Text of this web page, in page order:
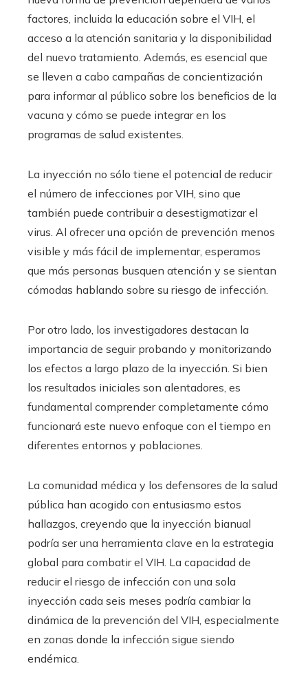
factores, incluida la educación sobre el VIH, el
acceso a la atención sanitaria y la disponibilidad
del nuevo tratamiento. Además, es esencial que
se lleven a cabo campañas de concientización
para informar al público sobre los beneficios de la
vacuna y cómo se puede integrar en los
programas de salud existentes.
La inyección no sólo tiene el potencial de reducir
el número de infecciones por VIH, sino que
también puede contribuir a desestigmatizar el
virus. Al ofrecer una opción de prevención menos
visible y más fácil de implementar, esperamos
que más personas busquen atención y se sientan
cómodas hablando sobre su riesgo de infección.
Por otro lado, los investigadores destacan la
importancia de seguir probando y monitorizando
los efectos a largo plazo de la inyección. Si bien
los resultados iniciales son alentadores, es
fundamental comprender completamente cómo
funcionará este nuevo enfoque con el tiempo en
diferentes entornos y poblaciones.
La comunidad médica y los defensores de la salud
pública han acogido con entusiasmo estos
hallazgos, creyendo que la inyección bianual
podría ser una herramienta clave en la estrategia
global para combatir el VIH. La capacidad de
reducir el riesgo de infección con una sola
inyección cada seis meses podría cambiar la
dinámica de la prevención del VIH, especialmente
en zonas donde la infección sigue siendo
endémica.